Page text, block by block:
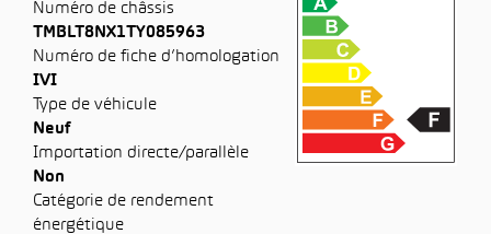
Numéro de châssis
TMBLT8NX1TY085963
Numéro de fiche d’homologation
IVI
Type de véhicule
Neuf
Importation directe/parallèle
Non
Catégorie de rendement
énergétique